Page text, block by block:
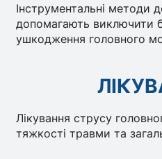
Інструментальні методи
допомагають виключити
ушкодження головного
Лікування струсу
тяжкості травми та